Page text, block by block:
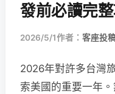
發前必讀完
2026/5/1作者： 客座投
2026年對許多台灣
索美國的重要一年